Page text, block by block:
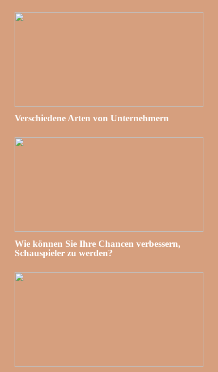
Verschiedene Arten von Unternehmern
Wie können Sie Ihre Chancen verbessern,
Schauspieler zu werden?